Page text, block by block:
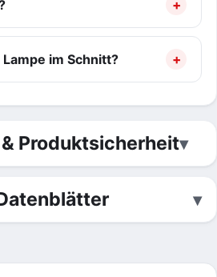
im Schnitt?
Produktsicherheit